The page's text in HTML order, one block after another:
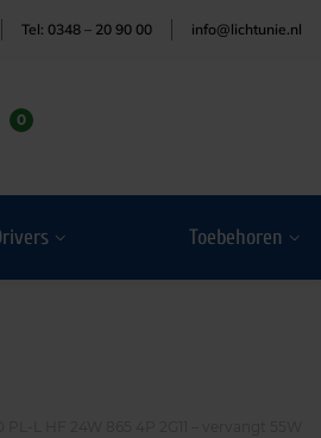
Tel: 0348 – 20 90 00 info@lichtunie.nl
0
Toebehoren